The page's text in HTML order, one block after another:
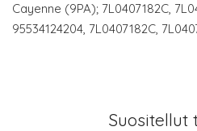
Cayenne (9PA); 7L0407182C,
95534124204, 7L0407182C,
Suositellut